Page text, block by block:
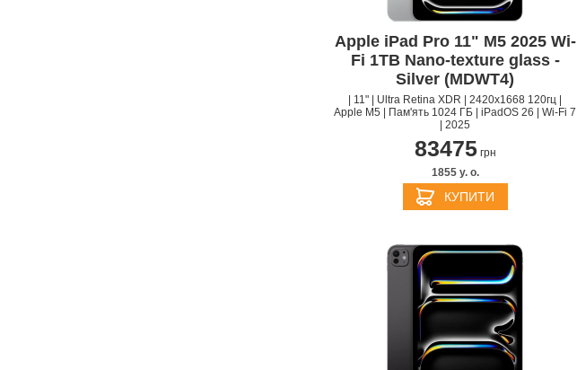
Apple iPad Pro 11" M5 2025 Wi-
Fi 1TB Nano-texture glass -
Silver (MDWT4)
| 11" | Ultra Retina XDR | 2420x1668 120гц |
Apple M5 | Пам'ять 1024 ГБ | iPadOS 26 | Wi-Fi 7
| 2025
83475грн
1855 y. о.
КУПИТИ